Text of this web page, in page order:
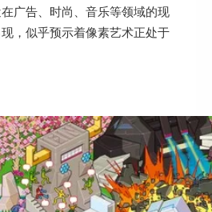
广告、时尚、音乐等领域的现
，似乎预示着像素艺术正处于